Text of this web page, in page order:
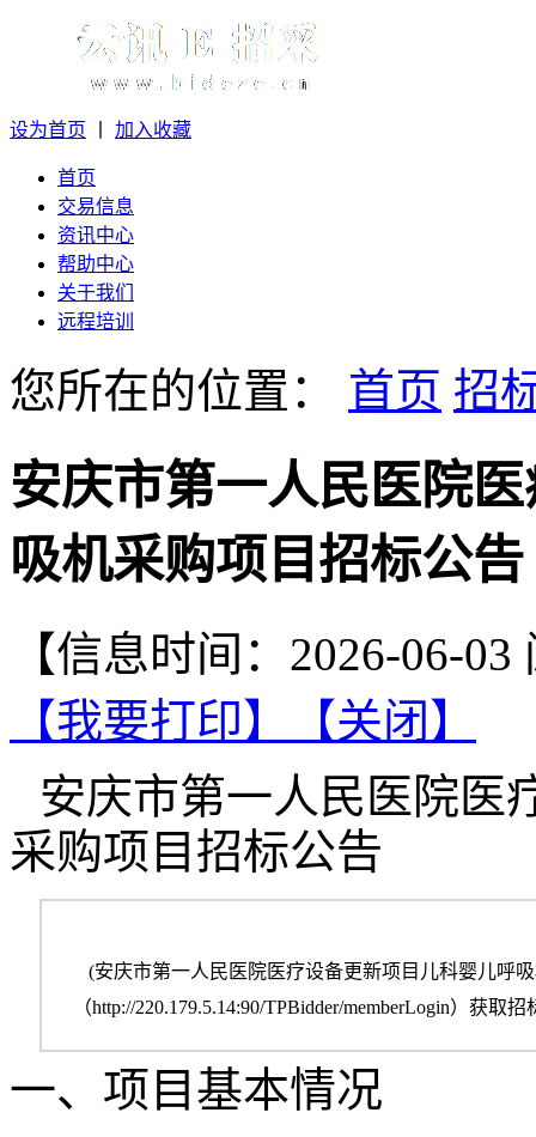
设为首页 加入收藏
首页
交易信息
资讯中心
帮助中心
关于我们
远程培训
您所在的位置： 首页 招
安庆市第一人民医院
吸机采购项目招标公告
【信息时间：2026-06-
【我要打印】
【关闭】
安庆市第一人民医院医
采购项目招标公告
(安庆市第一人民医院医疗设备更新项目儿科婴儿呼
（http://220.179.5.14:90/TPBidder/memberLogin）获
一、项目基本情况